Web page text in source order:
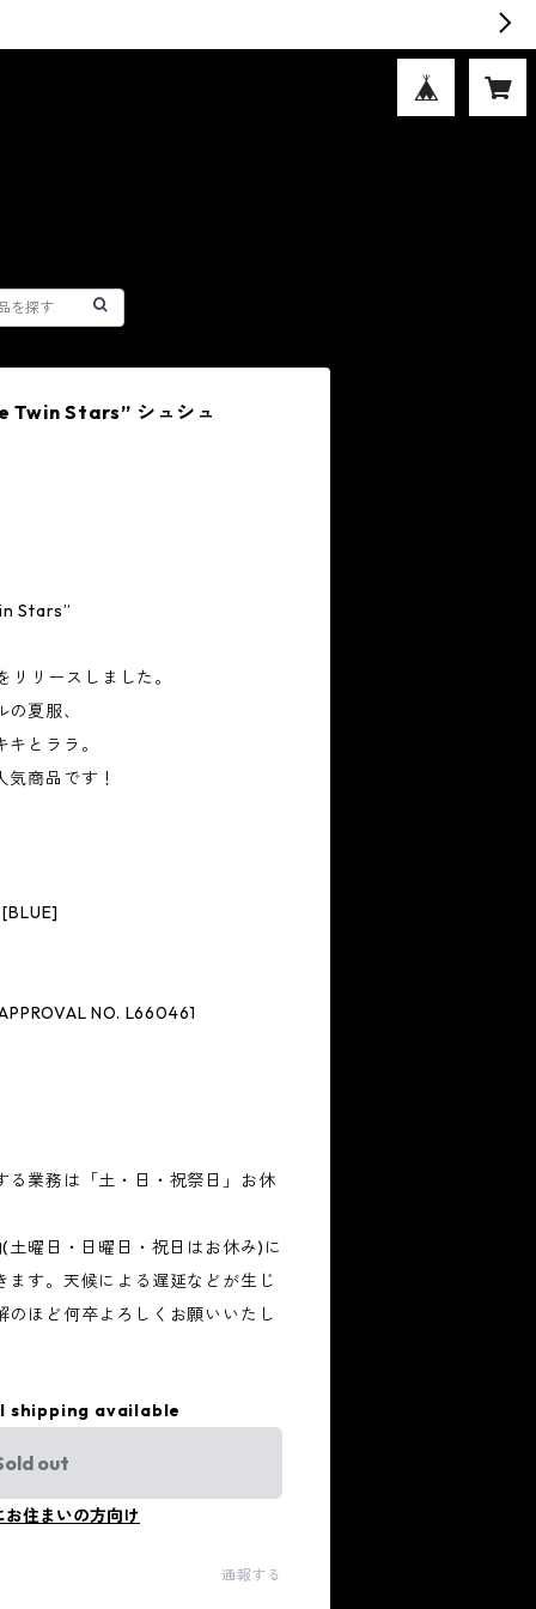
Stars” シュシュ
Stars”
リースしました。
夏服、
とララ。
商品です！
[BLUE]
NO. L660461
業務は「土・日・祝祭日」お休
曜日・日曜日・祝日はお休み)に
す。天候による遅延などが生じ
ほど何卒よろしくお願いいたし
shipping available
out
お住まいの方向け
通報する